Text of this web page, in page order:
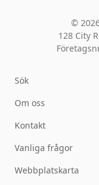
©
128 City
Sök
Om oss
Kontakt
Vanliga frågor
Webbplatskarta